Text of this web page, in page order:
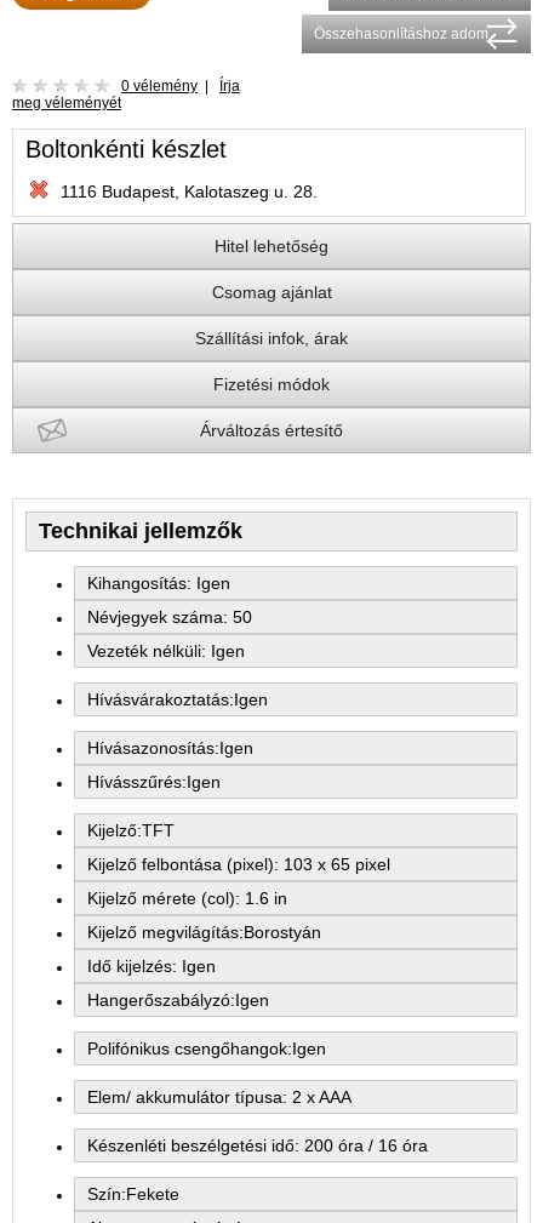
Összehasonlításhoz adom
0 vélemény
Írja
meg véleményét
Boltonkénti készlet
1116 Budapest, Kalotaszeg u. 28.
Hitel lehetőség
Csomag ajánlat
Szállítási infok, árak
Fizetési módok
Árváltozás értesítő
Technikai jellemzők
Kihangosítás: Igen
Névjegyek száma: 50
Vezeték nélküli: Igen
Hívásvárakoztatás:Igen
Hívásazonosítás:Igen
Hívásszűrés:Igen
Kijelző:TFT
Kijelző felbontása (pixel): 103 x 65 pixel
Kijelző mérete (col): 1.6 in
Kijelző megvilágítás:Borostyán
Idő kijelzés: Igen
Hangerőszabályzó:Igen
Polifónikus csengőhangok:Igen
Elem/ akkumulátor típusa: 2 x AAA
Készenléti beszélgetési idő: 200 óra / 16 óra
Szín:Fekete